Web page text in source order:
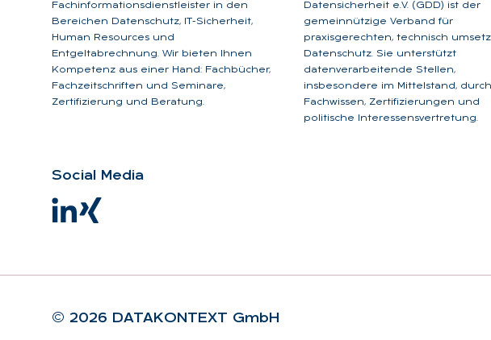
Fachinformationsdienstleister in den
Bereichen Datenschutz, IT-Sicherheit,
Human Resources und
Entgeltabrechnung. Wir bieten Ihnen
Kompetenz aus einer Hand: Fachbücher,
Fachzeitschriften und Seminare,
Zertifizierung und Beratung.
Datensicherheit e.V. (GDD) ist der
gemeinnützige Verband für
praxisgerechten, technisch
Datenschutz. Sie unterstützt
datenverarbeitende Stellen,
insbesondere im Mittelstand, durch
Fachwissen, Zertifizierungen und
politische Interessensvertretung.
So­ci­al Me­dia
© 2026 DA­TA­KON­TEXT GmbH